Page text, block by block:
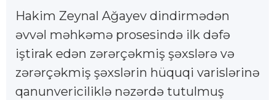
Hakim Zeynal Ağayev dindirmədən
əvvəl məhkəmə prosesində ilk dəfə
iştirak edən zərərçəkmiş şəxslərə və
zərərçəkmiş şəxslərin hüquqi varislərinə
qanunvericiliklə nəzərdə tutulmuş